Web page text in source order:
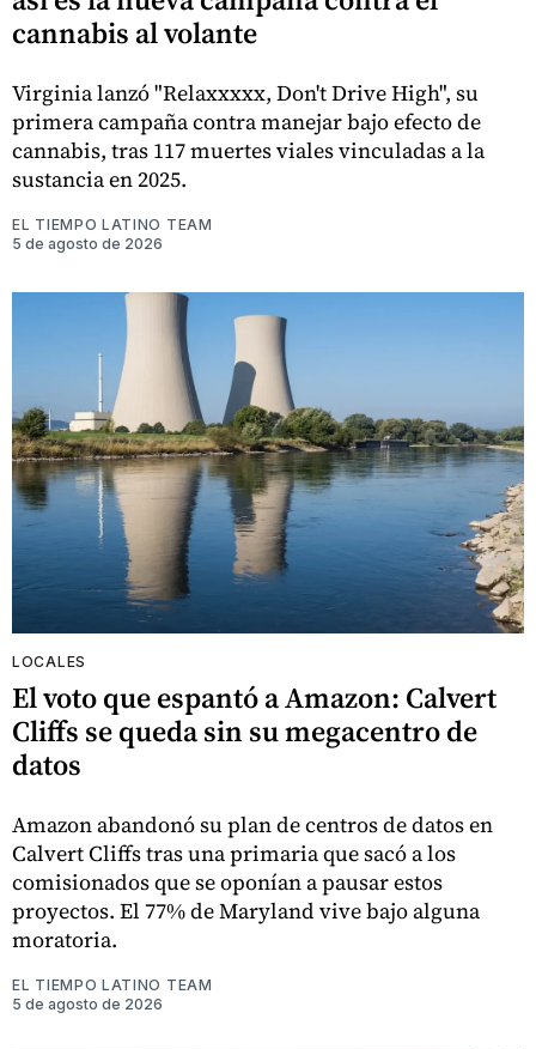
cannabis al volante
Virginia lanzó "Relaxxxxx, Don't Drive High", su
primera campaña contra manejar bajo efecto de
cannabis, tras 117 muertes viales vinculadas a la
sustancia en 2025.
EL TIEMPO LATINO TEAM
5 de agosto de 2026
LOCALES
El voto que espantó a Amazon: Calvert
Cliffs se queda sin su megacentro de
datos
Amazon abandonó su plan de centros de datos en
Calvert Cliffs tras una primaria que sacó a los
comisionados que se oponían a pausar estos
proyectos. El 77% de Maryland vive bajo alguna
moratoria.
EL TIEMPO LATINO TEAM
5 de agosto de 2026